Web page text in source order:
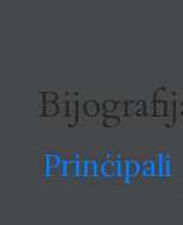
Prinċipali